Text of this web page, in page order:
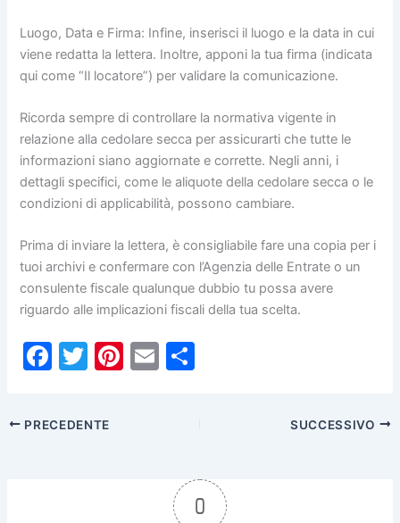
Luogo, Data e Firma: Infine, inserisci il luogo e la data in cui
viene redatta la lettera. Inoltre, apponi la tua firma (indicata
qui come “Il locatore”) per validare la comunicazione.
Ricorda sempre di controllare la normativa vigente in
relazione alla cedolare secca per assicurarti che tutte le
informazioni siano aggiornate e corrette. Negli anni, i
dettagli specifici, come le aliquote della cedolare secca o le
condizioni di applicabilità, possono cambiare.
Prima di inviare la lettera, è consigliabile fare una copia per i
tuoi archivi e confermare con l’Agenzia delle Entrate o un
consulente fiscale qualunque dubbio tu possa avere
riguardo alle implicazioni fiscali della tua scelta.
F
c
e
T
itt
er
Pi E
di
PRECEDENTE SUCCESSIVO
0